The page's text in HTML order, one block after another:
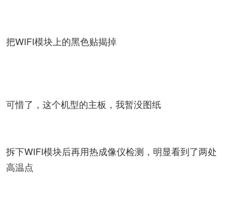
把WIFI模块上的黑色贴揭掉
可惜了，这个机型的主板，我暂没图纸
拆下WIFI模块后再用热成像仪检测，明显看到了两处
高温点